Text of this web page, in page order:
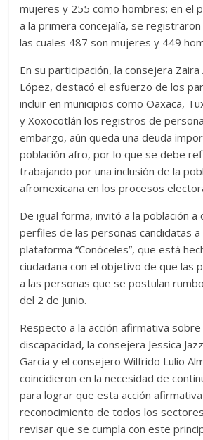
mujeres y 255 como hombres; en el
a la primera concejalía, se
las cuales 487 son mujeres y 449
En su participación, la consejera
López, destacó el esfuerzo de los
incluir en municipios como Oaxaca,
y Xoxocotlán los registros de
embargo, aún queda una deuda
población afro, por lo que se debe
trabajando por una inclusión de la
afromexicana en los procesos
De igual forma, invitó a la población a
perfiles de las personas candidatas
plataforma “Conóceles”, que está
ciudadana con el objetivo de que las
a las personas que se postulan
del 2 de junio.
Respecto a la acción afirmativa
discapacidad, la consejera Jessica
García y el consejero Wilfrido Lulio
coincidieron en la necesidad de
para lograr que esta acción
reconocimiento de todos los
revisar que se cumpla con este